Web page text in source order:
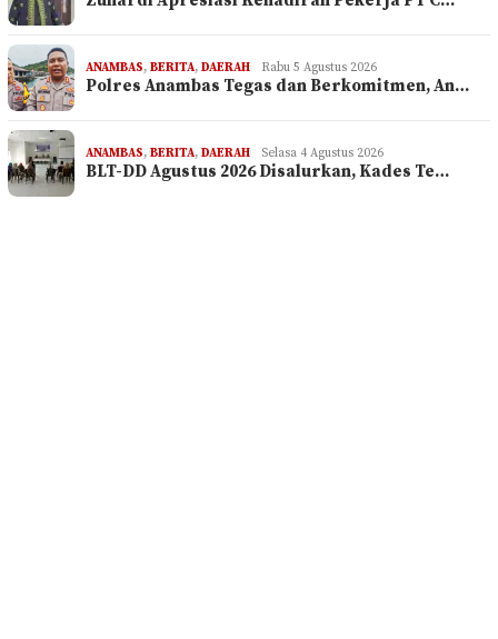
ANAMBAS, BERITA, DAERAH Rabu 5 Agustus 2026
Polres Anambas Tegas dan Berkomitmen, An…
ANAMBAS, BERITA, DAERAH Selasa 4 Agustus 2026
BLT-DD Agustus 2026 Disalurkan, Kades Te…